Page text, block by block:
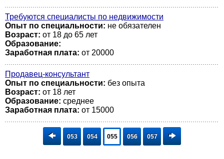
Требуются специалисты по недвижимости
Опыт по специальности: не обязателен
Возраст: от 18 до 65 лет
Образование:
Заработная плата: от 20000
Продавец-консультант
Опыт по специальности: без опыта
Возраст: от 18 лет
Образование: среднее
Заработная плата: от 15000
053 054 055 056 057